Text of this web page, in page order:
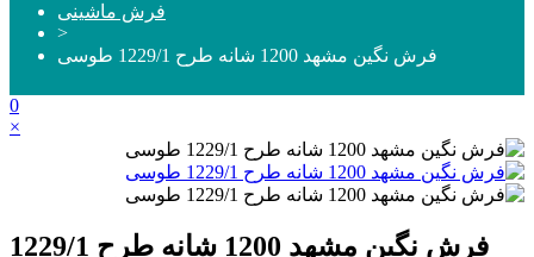
فرش ماشینی
>
فرش نگین مشهد 1200 شانه طرح 1229/1 طوسی
0
×
فرش نگین مشهد 1200 شانه طرح 1229/1